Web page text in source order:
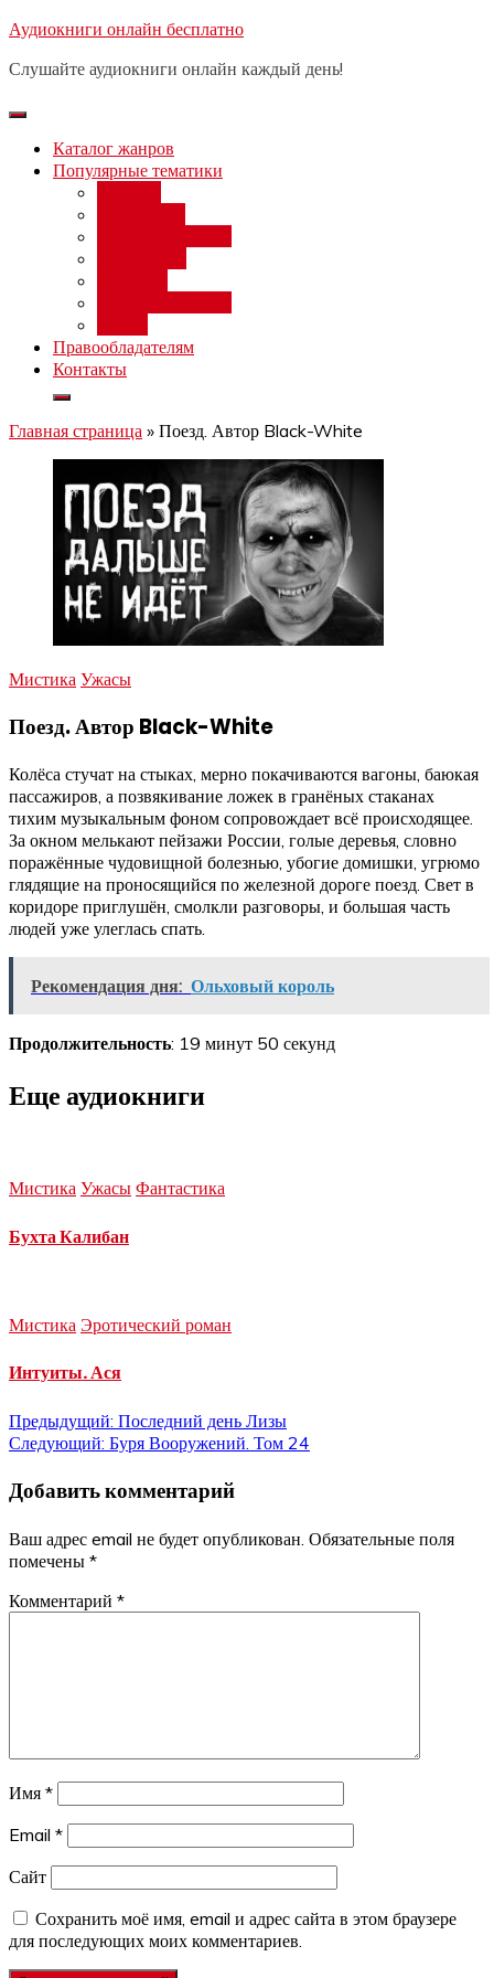
Перейти
содержимому
Аудиокниги онлайн бесплатно
Слушайте аудиокниги онлайн каждый день!
Каталог жанров
Популярные тематики
Правообладателям
Контакты
Главная страница » Поезд. Автор Black-White
Мистика Ужасы
Поезд. Автор Black-White
Колёса стучат на стыках, мерно покачиваются вагоны, баюкая
пассажиров, а позвякивание ложек в гранёных стаканах
тихим музыкальным фоном сопровождает всё происходящее.
За окном мелькают пейзажи России, голые деревья, словно
поражённые чудовищной болезнью, убогие домишки, угрюмо
глядящие на проносящийся по железной дороге поезд. Свет в
коридоре приглушён, смолкли разговоры, и большая часть
людей уже улеглась спать.
Рекомендация дня: Ольховый король
Продолжительность: 19 минут 50 секунд
Еще аудиокниги
Мистика Ужасы Фантастика
Бухта Калибан
Мистика Эротический роман
Интуиты. Ася
Навигация
записям
Предыдущий: Последний день Лизы
Следующий: Буря Вооружений. Том 24
Добавить комментарий
Ваш адрес email не будет опубликован. Обязательные поля
помечены *
Комментарий *
Имя *
Email *
Сайт
Сохранить моё имя, email и адрес сайта в этом браузере
для последующих моих комментариев.
Бесплатный вебинар: заработок
день